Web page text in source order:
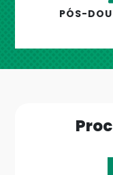
PÓS-